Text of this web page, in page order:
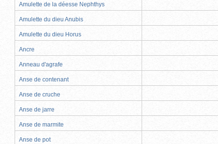
Amulette de la déesse Nephthys
Amulette du dieu Anubis
Amulette du dieu Horus
Ancre
Anneau d'agrafe
Anse de contenant
Anse de cruche
Anse de jarre
Anse de marmite
Anse de pot